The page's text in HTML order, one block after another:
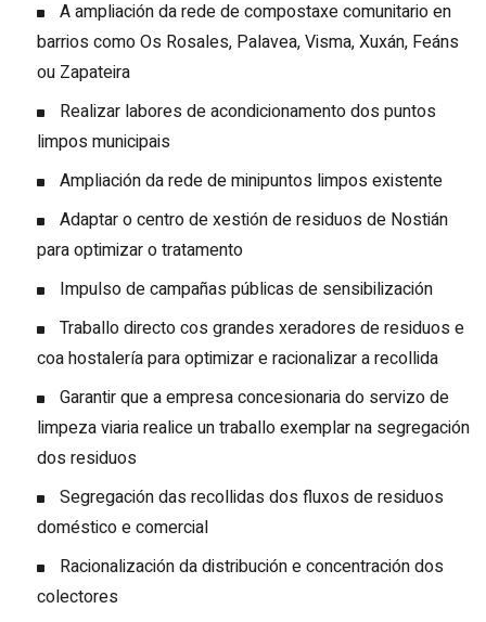
A ampliación da rede de compostaxe comunitario en
barrios como Os Rosales, Palavea, Visma, Xuxán, Feáns
ou Zapateira
Realizar labores de acondicionamento dos puntos
limpos municipais
Ampliación da rede de minipuntos limpos existente
Adaptar o centro de xestión de residuos de Nostián
para optimizar o tratamento
Impulso de campañas públicas de sensibilización
Traballo directo cos grandes xeradores de residuos e
coa hostalería para optimizar e racionalizar a recollida
Garantir que a empresa concesionaria do servizo de
limpeza viaria realice un traballo exemplar na segregación
dos residuos
Segregación das recollidas dos fluxos de residuos
doméstico e comercial
Racionalización da distribución e concentración dos
colectores